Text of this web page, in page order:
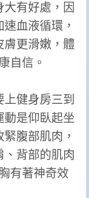
有好處，因
血液循環，
膚更滑嫩，體
自信。
健身房三到
動是仰臥起坐
腹部肌肉，
、背部的肌肉
有著神奇效